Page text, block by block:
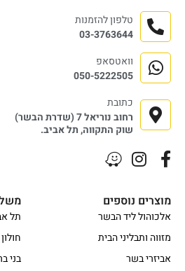
תל
חולון
בני
מוצרים נוספים
אלכוהול ליד הבשר
מזווה ותבליני הבית
אביזרי בשר
טלפון להזמנות
03-3763644
וואטסאפ
050-5222505
כתובת
רחוב נוריאל 7 (שדרת הבשר)
שוק התקווה, תל אביב.